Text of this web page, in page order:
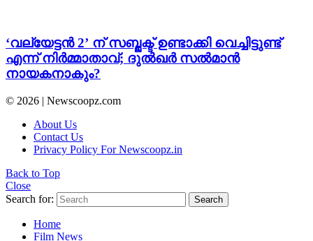
‘വല്യേട്ടൻ 2’ ന് സബ്ജക്ട് ഉണ്ടാക്കി വെച്ചിട്ടുണ്ട്
എന്ന് നിർമ്മാതാവ്; ദുൽഖർ സൽമാൻ
നായകനാകും?
© 2026 | Newscoopz.com
About Us
Contact Us
Privacy Policy For Newscoopz.in
Back to Top
Close
Search for:
Search
Home
Film News